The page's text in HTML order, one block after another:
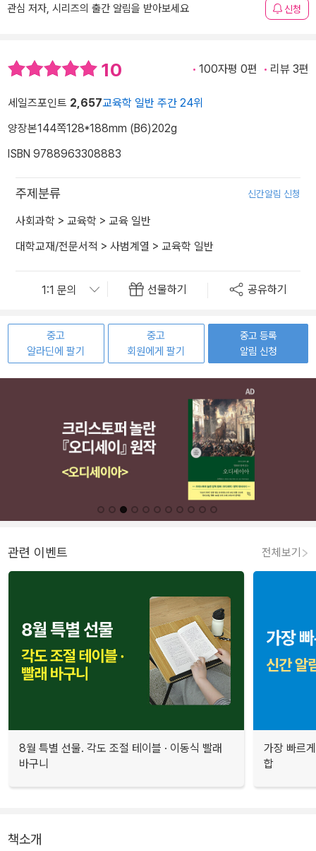
관심 저자, 시리즈의 출간 알림을 받아보세요 신청
10 100자평 0편 리뷰 3편
세일즈포인트 2,657교육학 일반 주간 24위
양장본144쪽128*188mm (B6)202g
ISBN 9788963308883
주제분류 신간알림 신청
사회과학 > 교육학 > 교육 일반
대학교재/전문서적 > 사범계열 > 교육학 일반
선물하기 공유하기
중고
알라딘에 팔기
중고
회원에게 팔기
중고 등록
알림 신청
관련 이벤트 전체보기
8월 특별 선물. 각도 조절 테이블 · 이동식 빨래
바구니
가장 빠르
합
책소개